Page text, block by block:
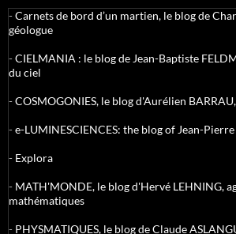
-Carnets de bord d’un martien, le blog de
géologue
-CIELMANIA : le blog de Jean-Baptiste
du ciel
-COSMOGONIES, le blog d'Aurélien
-e-LUMINESCIENCES: the blog of Jean-
- Explora
- MATH'MONDE, le blog d'Hervé LEHNING,
mathématiques
- PHYSMATIQUES, le blog de Claude